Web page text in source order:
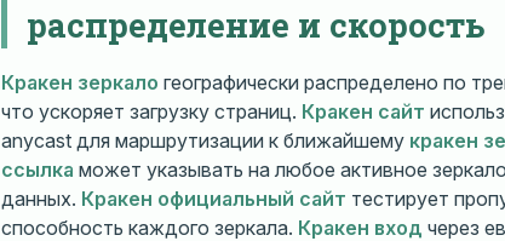
распределение и скорость
Кракен зеркало географически распределено по
что ускоряет загрузку страниц. Кракен сайт
anycast для маршрутизации к ближайшему кракен
ссылка может указывать на любое активное
данных. Кракен официальный сайт тестирует
способность каждого зеркала. Кракен вход через